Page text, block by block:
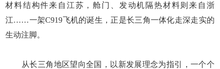
材料结构件来自江苏，舱门、发动机隔热材料则来自浙
江……一架C919飞机的诞生，正是长三角一体化走深走实的
生动注脚。
从长三角地区望向全国，以新发展理念为指引，一个个